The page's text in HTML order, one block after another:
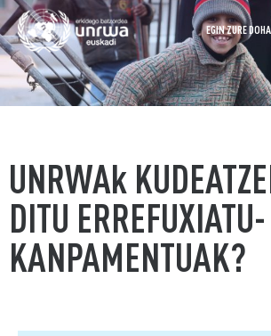
EGIN ZURE
UNRWAk
DITU ERREFUXIATU-
KANPAMENTUAK?